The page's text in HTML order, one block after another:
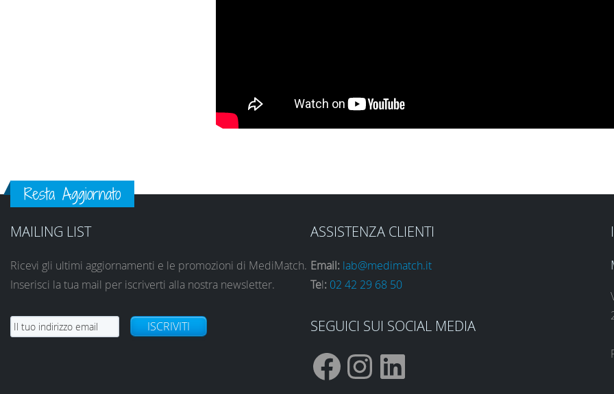
Resta Aggiornato
MAILING LIST
Ricevi gli ultimi aggiornamenti e le promozioni di MediMatch.
Inserisci la tua mail per iscriverti alla nostra newsletter.
ISCRIVITI
ASSISTENZA CLIENTI
Email: lab@medimatch.it
Tel: 02 42 29 68 50
SEGUICI SUI SOCIAL MEDIA